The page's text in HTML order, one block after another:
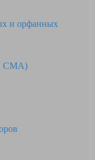
и орфанных
СМА)